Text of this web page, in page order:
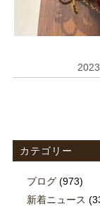
カテゴリー
ブログ(973)
新着ニュース